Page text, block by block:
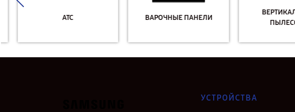
АТС ВАРОЧНЫЕ ПАНЕЛИ
УСТРОЙСТВА